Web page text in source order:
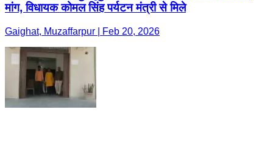
मांग, विधायक कोमल सिंह पर्यटन मंत्री से मिले
Gaighat, Muzaffarpur | Feb 20, 2026